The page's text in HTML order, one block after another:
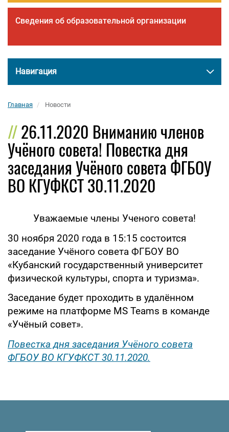
Сведения об образовательной организации
Навигация
Главная Новости
26.11.2020 Вниманию членов
Учёного совета! Повестка дня
заседания Учёного совета ФГБОУ
ВО КГУФКСТ 30.11.2020
Уважаемые члены Ученого совета!
30 ноября 2020 года в 15:15 состоится
заседание Учёного совета ФГБОУ ВО
«Кубанский государственный университет
физической культуры, спорта и туризма».
Заседание будет проходить в удалённом
режиме на платформе MS Teams в команде
«Учёный совет».
Повестка дня заседания Учёного совета
ФГБОУ ВО КГУФКСТ 30.11.2020.